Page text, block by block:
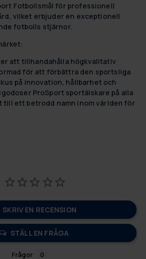
Fotbollsmål för professionell
vilket erbjuder en exceptionell
fotbolls stjärnor.
att tillhandahålla högkvalitativ
för att förbättra den sportsliga
på innovation, hållbarhet och
ProSport sportälskare på alla
till ett betrodd namn inom världen för
SKRIV EN RECENSION
STÄLL EN FRÅGA
Frågor